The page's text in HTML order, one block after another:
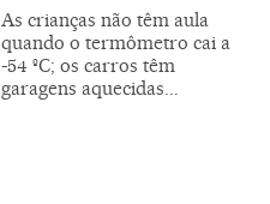
As crianças não têm aula
quando o termômetro cai a
-54 ºC; os carros têm
garagens aquecidas...